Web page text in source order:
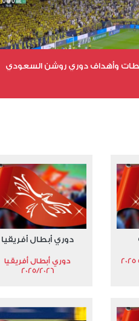
وأهداف دوري روشن السعودي
دوري أبطال أفريقيا
دوري أبطال أفريقيا
2025/2026